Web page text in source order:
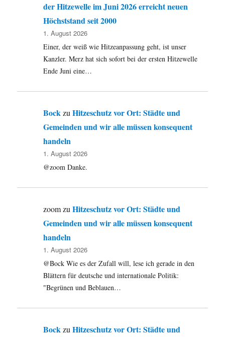
der Hitzewelle im Juni 2026 erreicht neuen
Höchststand seit 2000
1. August 2026
Einer, der weiß wie Hitzeanpassung geht, ist unser
Kanzler. Merz hat sich sofort bei der ersten Hitzewelle
Ende Juni eine…
BockzuHitzeschutz vor Ort: Städte und
Gemeinden und wir alle müssen konsequent
handeln
1. August 2026
@zoom Danke.
zoomzuHitzeschutz vor Ort: Städte und
Gemeinden und wir alle müssen konsequent
handeln
1. August 2026
@Bock Wie es der Zufall will, lese ich gerade in den
Blättern für deutsche und internationale Politik:
"Begrünen und Beblauen…
BockzuHitzeschutz vor Ort: Städte und